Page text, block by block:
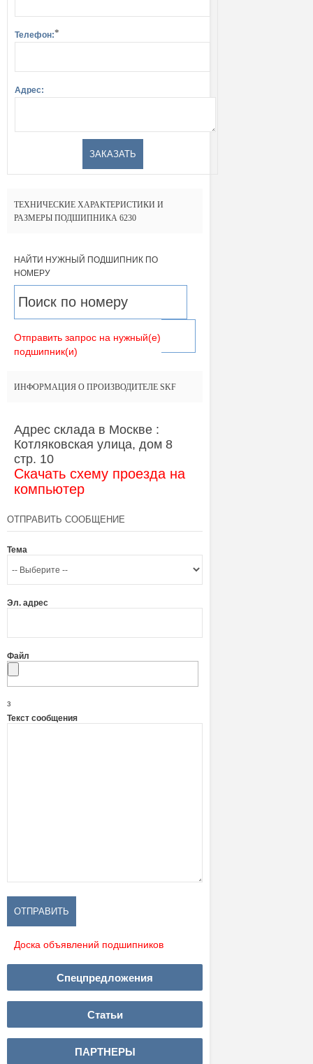
Телефон:*
Адрес:
ТЕХНИЧЕСКИЕ ХАРАКТЕРИСТИКИ И
РАЗМЕРЫ ПОДШИПНИКА 6230
НАЙТИ НУЖНЫЙ ПОДШИПНИК ПО
НОМЕРУ
Отправить запрос на нужный(е)
подшипник(и)
ИНФОРМАЦИЯ О ПРОИЗВОДИТЕЛЕ SKF
Адрес склада в Москве :
Котляковская улица, дом 8
стр. 10
Скачать схему проезда на
компьютер
ОТПРАВИТЬ СООБЩЕНИЕ
Тема
Эл. адрес
Файл
з
Текст сообщения
Доска объявлений подшипников
Спецпредложения
Статьи
ПАРТНЕРЫ